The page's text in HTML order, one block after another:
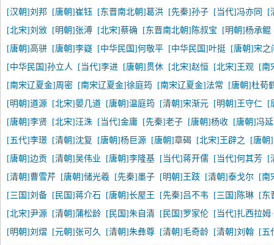
[汉朝]刘邦
[唐朝]崔钰 [东晋南北朝]葛洪 [先秦]孙子 [当代]冯亦同
[
[北宋]刘攽
[明朝]张溥 [北宋]蔡确 [东晋南北朝]陈叔宝
[明朝]杨承鲲
[唐朝]高骈
[唐朝]李嶷 [中华民国]何敬平 [中华民国]叶挺
[唐朝]宋之
[中华民国]孙立人
[当代]李进 [唐朝]贯休 [北宋]赵恒 [北宋]王观
[南
[南宋辽夏金]周密
[南宋辽夏金]徐庭筠 [南宋辽夏金]法常
[唐朝]杜荀
[明朝]道源
[北宋]晏几道 [唐朝]温庭筠 [清朝]宋渐元 [明朝]王守仁
[
[唐朝]李贤
[北宋]汪洙 [当代]金庸 [先秦]老子 [唐朝]杨收
[唐朝]冯
[五代]李璟
[清朝]沈复 [唐朝]杨巨源 [唐朝]章碣 [北宋]王辟之
[唐朝
[唐朝]边贡
[清朝]吴伟业 [唐朝]李隆基 [当代]蒋开儒 [当代]何其芳
[
[清朝]曹雪芹
[唐朝]储光羲 [先秦]墨子 [明朝]王跂 [清朝]泰戈尔
[南
[三国]刘备
[民国]蒋介石 [唐朝]长屋王 [先秦]吕不韦 [三国]陈琳
[东
[北宋]尹源
[清朝]蒲松龄 [民国]朱自清 [民国]罗家伦
[当代]扎西拉
[明朝]刘熠
[元朝]张可久 [清朝]朱彝尊 [清朝]毛奇龄 [清朝]刘翰
[五